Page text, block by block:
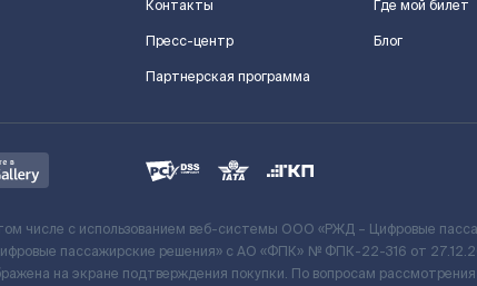
Контакты
Пресс-центр
Партнерская программа
Где мой билет
Блог
числе с использованием веб-системы ООО «РЖД – Цифровые
пассажирские решения» c АО «ФПК» № ФПК-22-316 от
на экране подтверждения покупки. По вопросам